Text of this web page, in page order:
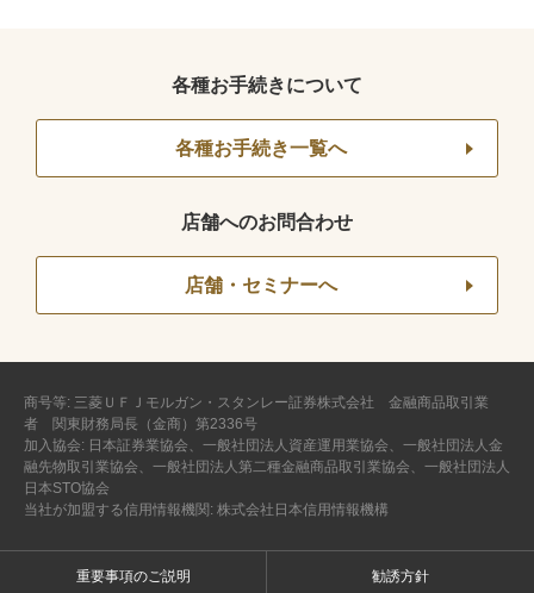
各種お手続きについて
各種お手続き一覧へ
店舗へのお問合わせ
店舗・セミナーへ
商号等: 三菱ＵＦＪモルガン・スタンレー証券株式会社 金融商品取引業
者 関東財務局長（金商）第2336号
加入協会: 日本証券業協会、一般社団法人資産運用業協会、一般社団法人金
融先物取引業協会、一般社団法人第二種金融商品取引業協会、一般社団法人
日本STO協会
当社が加盟する信用情報機関: 株式会社日本信用情報機構
重要事項のご説明 勧誘方針